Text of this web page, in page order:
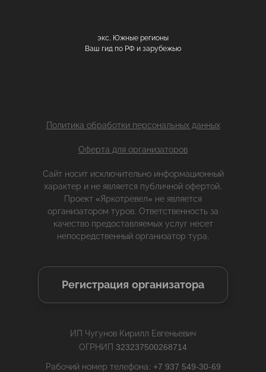
экс. Южные регионы
Ваш гид по РФ и зарубежью
Политика обработки персональных данных
Оферта для организаторов
Сайт носит исключительно информационный
характер и не является публичной офертой.
Проект «Яркотревел» не является
организатором туров. Ответственность за
качество предоставляемых услуг несет
непосредственный организатор тура.
Регистрация организатора
ИП Чугунов Кирилл Евгеньевич
ОГРНИП 323237500268714
Рабочий номер телефона: +7 937 549-30-69